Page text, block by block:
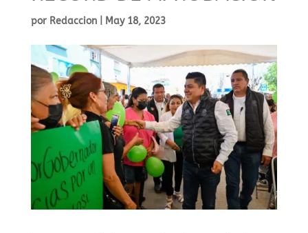
por Redaccion| May 18, 2023